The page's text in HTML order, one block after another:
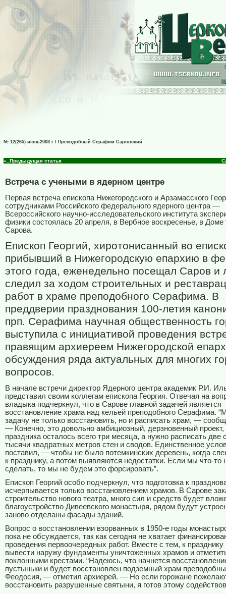
№ 12(265) июнь2003 г / Преподобный Серафим Саровский
«..Предыдущая статья
Встреча с учеными в ядерном центре
Первая встреча епископа Нижегородского и Арзамасского
сотрудниками Российского федерального ядерного центра —
Всероссийского научно-исследовательского института
физики состоялась 20 апреля, в Вербное воскресенье, в Доме
Сарова.
Епископ Георгий, хиротонисанный во
прибывший в Нижегородскую епархию в
этого года, еженедельно посещал Саров и
следил за ходом строительных и
работ в храме преподобного Серафима. В
преддверии празднования 100-летия
прп. Серафима научная общественность
выступила с инициативой проведения
правящим архиереем Нижегородской
обсуждения ряда актуальных для многих
вопросов.
В начале встречи директор Ядерного центра академик Р.И.
представил своим коллегам епископа Георгия. Отвечая на
владыка подчеркнул, что в Сарове главной задачей является
восстановление храма над кельей преподобного Серафима.
задачу не только восстановить, но и расписать храм, —
— Конечно, это довольно амбициозный, дерзновенный проект,
праздника осталось всего три месяца, а нужно расписать две
тысячи квадратных метров стен и сводов. Единственное
поставил, — чтобы не было потемкинских деревень, когда
к празднику, а потом выявляются недостатки. Если мы что-то
сделать, то мы не будем это форсировать”.
Епископ Георгий особо подчеркнул, что подготовка к
исчерпывается только восстановлением храмов. В Сарове
строительство нового театра, много сил и средств будет
благоустройство Дивеевского монастыря, рядом будут
заново отделаны фасады зданий.
Вопрос о восстановлении взорванных в 1950-е годы
пока не обсуждается, так как сегодня не хватает
проведения первоочередных работ. Вместе с тем, к празднику
вывести наружу фундаменты уничтоженных храмов и
поклонными крестами. “Надеюсь, что начнется
пустыньки и будет восстановлен подземный храм
Феодосия, — отметил архиерей. — Но если горожане
восстановить разрушенные святыни, я готов этому